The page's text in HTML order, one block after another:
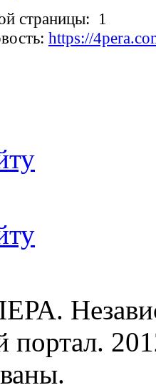
страницы: 1
https://
портал.